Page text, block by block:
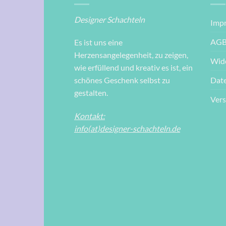
Designer Schachteln
Es ist uns eine
Herzensangelegenheit, zu zeigen,
wie erfüllend und kreativ es ist, ein
schönes Geschenk selbst zu
gestalten.
Kontakt:
info(at)designer-schachteln.de